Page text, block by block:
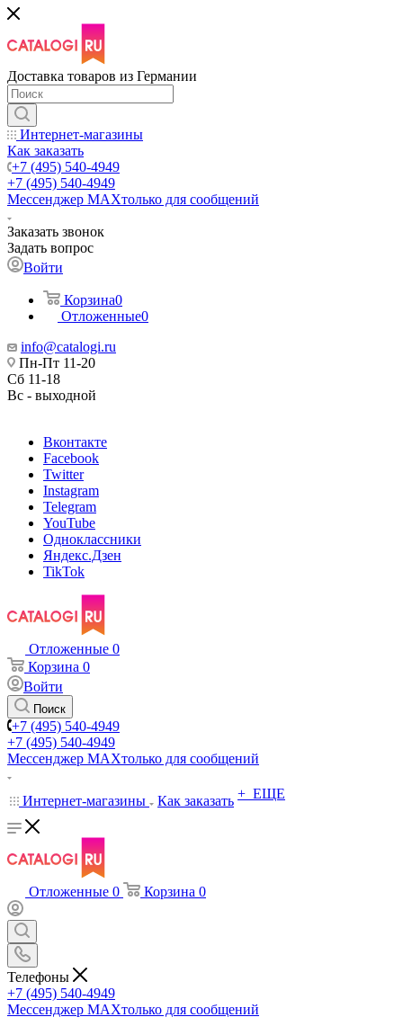
Доставка товаров из Германии
Интернет-магазины
Как заказать
+7 (495) 540-4949
+7 (495) 540-4949
Мессенджер МАХтолько для сообщений
Заказать звонок
Задать вопрос
Войти
Корзина0
Отложенные0
info@catalogi.ru
Пн-Пт 11-20
Сб 11-18
Вс - выходной
Вконтакте
Facebook
Twitter
Instagram
Telegram
YouTube
Одноклассники
Яндекс.Дзен
TikTok
Отложенные 0
Корзина 0
Войти
Поиск
+7 (495) 540-4949
+7 (495) 540-4949
Мессенджер МАХтолько для сообщений
Интернет-магазины Как заказать + ЕЩЕ
Отложенные 0 Корзина 0
Телефоны
+7 (495) 540-4949
Мессенджер МАХтолько для сообщений